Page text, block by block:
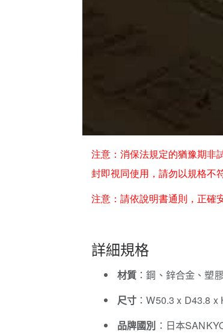
注意：消保法規定的猶豫期非
封即視同使用，請勿以規格不
注意：請依說明書通則，正確
詳細規格
材質 ：鋼、鋅合金、塑膠
尺寸 ：W50.3 x D43.8 x
品牌國別 ：日本